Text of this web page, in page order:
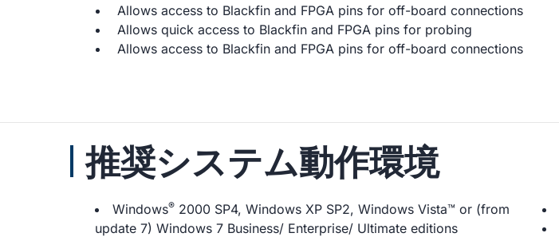
Allows access to Blackfin and FPGA pins for off-board connections
Allows quick access to Blackfin and FPGA pins for probing
Allows access to Blackfin and FPGA pins for off-board connections
推奨システム動作環境
Windows® 2000 SP4, Windows XP SP2, Windows Vista™ or (from
update 7) Windows 7 Business/ Enterprise/ Ultimate editions